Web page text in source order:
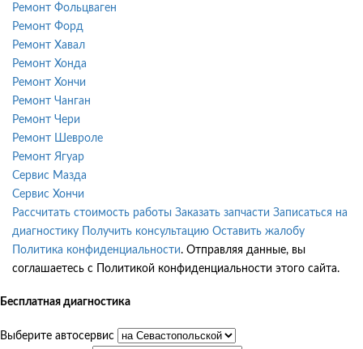
Ремонт Фольцваген
Ремонт Форд
Ремонт Хавал
Ремонт Хонда
Ремонт Хончи
Ремонт Чанган
Ремонт Чери
Ремонт Шевроле
Ремонт Ягуар
Сервис Мазда
Сервис Хончи
Рассчитать стоимость работы Заказать запчасти Записаться на
диагностику
Получить консультацию Оставить жалобу
Политика конфиденциальности. Отправляя данные, вы
соглашаетесь с Политикой конфиденциальности этого сайта.
Бесплатная диагностика
Выберите автосервис